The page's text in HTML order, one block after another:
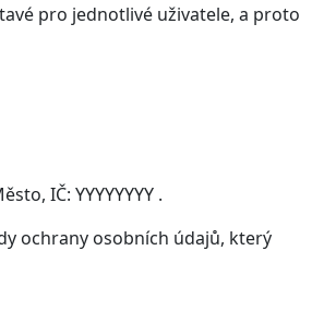
pro jednotlivé uživatele, a proto
IČ: YYYYYYYY .
ochrany osobních údajů, který